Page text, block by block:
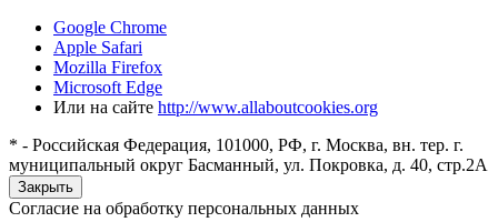
Google Chrome
Apple Safari
Mozilla Firefox
Microsoft Edge
Или на сайте http://www.allaboutcookies.org
* - Российская Федерация, 101000, РФ, г. Москва, вн. тер. г.
муниципальный округ Басманный, ул. Покровка, д. 40, стр.2А
Закрыть
Согласие на обработку персональных данных